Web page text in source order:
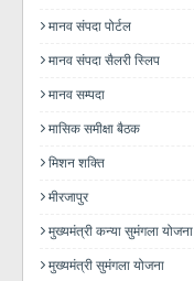
मानव संपदा पोर्टल
मानव संपदा सैलरी स्लिप
मानव सम्पदा
मासिक समीक्षा बैठक
मिशन शक्ति
मीरजापुर
मुख्यमंत्री कन्या सुमंगला योजना
मुख्यमंत्री सुमंगला योजना